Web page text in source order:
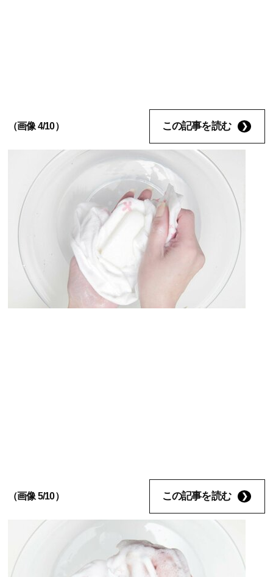
（画像 4/10） この記事を読む
（画像 5/10） この記事を読む